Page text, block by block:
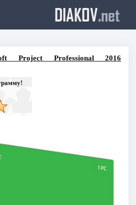
DIAKOV.net
Project Professional 2016